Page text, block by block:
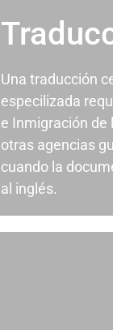
Una traducción
especilizada
e Inmigración de
otras agencias
cuando la
al inglés.